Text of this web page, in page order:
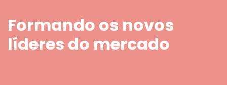
Formando os novos
líderes do mercado